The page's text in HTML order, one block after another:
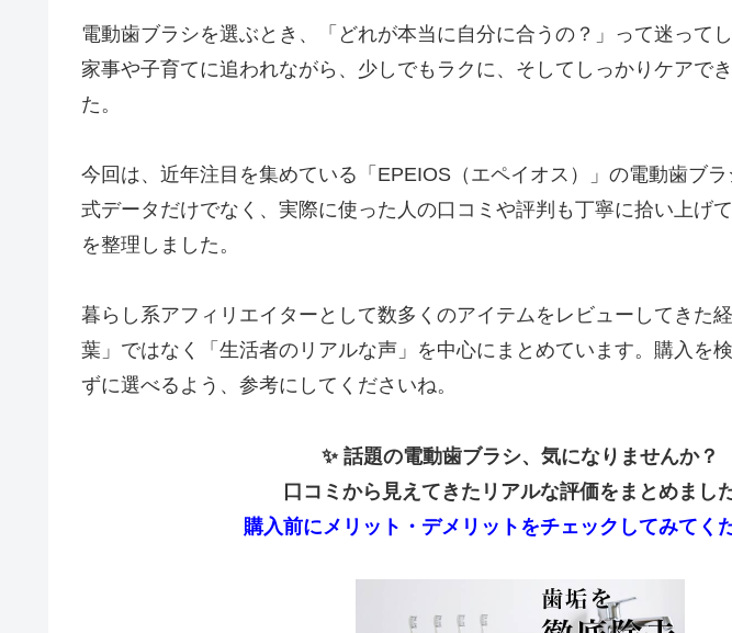
電動歯ブラシを選ぶとき、「どれが本当に自分に合うの？」って迷って
家事や子育てに追われながら、少しでもラクに、そしてしっかりケアで
た。
今回は、近年注目を集めている「EPEIOS（エペイオス）」の電動歯ブ
式データだけでなく、実際に使った人の口コミや評判も丁寧に拾い上げ
を整理しました。
暮らし系アフィリエイターとして数多くのアイテムをレビューしてきた
葉」ではなく「生活者のリアルな声」を中心にまとめています。購入を
ずに選べるよう、参考にしてくださいね。
✨ 話題の電動歯ブラシ、気になりませんか？
口コミから見えてきたリアルな評価をまとめました
購入前にメリット・デメリットをチェックしてみてく